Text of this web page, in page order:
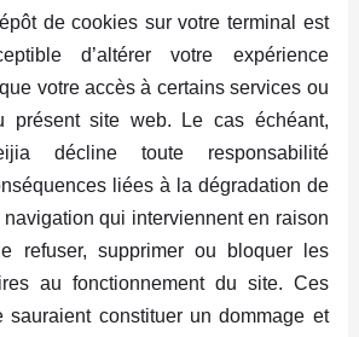
de cookies sur votre terminal est
d’altérer votre expérience
votre accès à certains services ou
présent site web. Le cas échéant,
décline toute responsabilité
liées à la dégradation de
qui interviennent en raison
refuser, supprimer ou bloquer les
au fonctionnement du site. Ces
sauraient constituer un dommage et